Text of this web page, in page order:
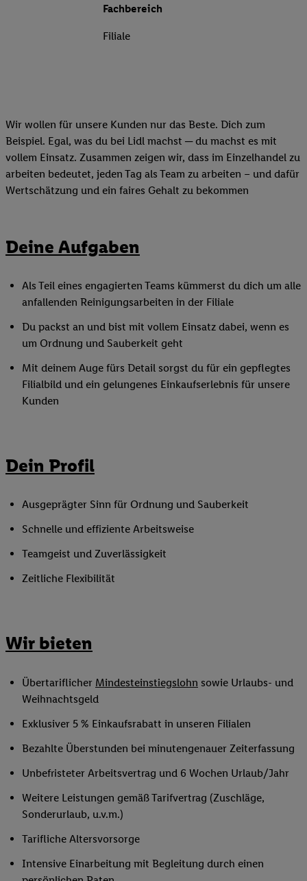
Fachbereich
Filiale
Wir wollen für unsere Kunden nur das Beste. Dich zum
Beispiel. Egal, was du bei Lidl machst ─ du machst es mit
vollem Einsatz. Zusammen zeigen wir, dass im Einzelhandel zu
arbeiten bedeutet, jeden Tag als Team zu arbeiten – und dafür
Wertschätzung und ein faires Gehalt zu bekommen
Deine Aufgaben
Als Teil eines engagierten Teams kümmerst du dich um alle
anfallenden Reinigungsarbeiten in der Filiale
Du packst an und bist mit vollem Einsatz dabei, wenn es
um Ordnung und Sauberkeit geht
Mit deinem Auge fürs Detail sorgst du für ein gepflegtes
Filialbild und ein gelungenes Einkaufserlebnis für unsere
Kunden
Dein Profil
Ausgeprägter Sinn für Ordnung und Sauberkeit
Schnelle und effiziente Arbeitsweise
Teamgeist und Zuverlässigkeit
Zeitliche Flexibilität
Wir bieten
Übertariflicher Mindesteinstiegslohn sowie Urlaubs- und
Weihnachtsgeld
Exklusiver 5 % Einkaufsrabatt in unseren Filialen
Bezahlte Überstunden bei minutengenauer Zeiterfassung
Unbefristeter Arbeitsvertrag und 6 Wochen Urlaub/Jahr
Weitere Leistungen gemäß Tarifvertrag (Zuschläge,
Sonderurlaub, u.v.m.)
Tarifliche Altersvorsorge
Intensive Einarbeitung mit Begleitung durch einen